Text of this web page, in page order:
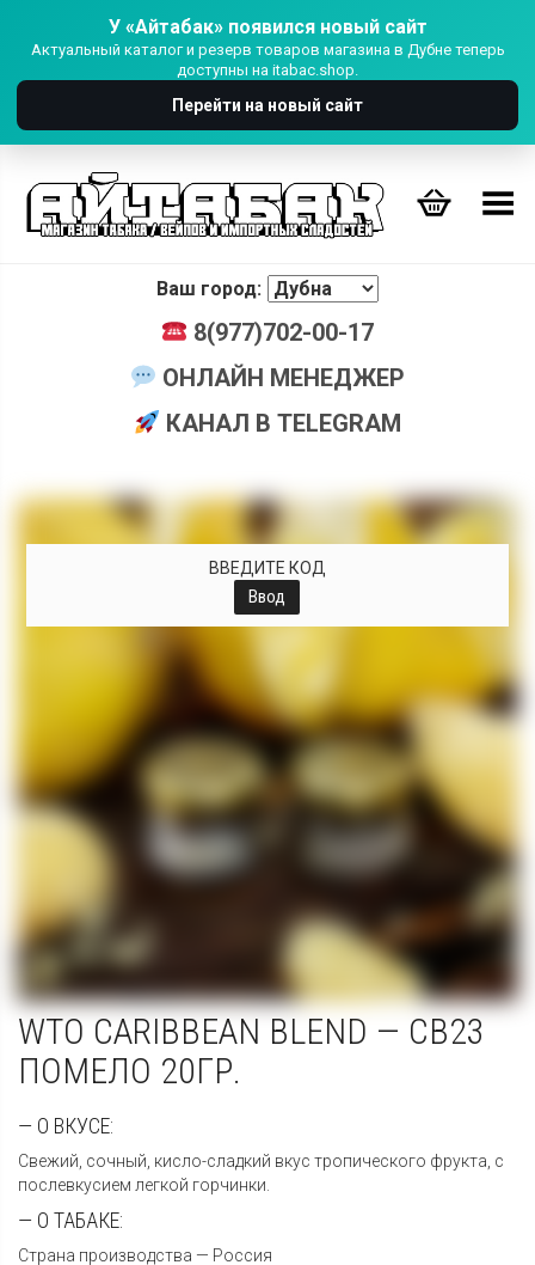
У «Айтабак» появился новый сайт
Актуальный каталог и резерв товаров магазина в Дубне теперь
доступны на itabac.shop.
Перейти на новый сайт
Переключить Меню
Ваш город:
8(977)702-00-17
ОНЛАЙН МЕНЕДЖЕР
КАНАЛ В TELEGRAM
ВВЕДИТЕ КОД
Ввод
WTO CARIBBEAN BLEND — CB23
ПОМЕЛО 20ГР.
— О ВКУСЕ:
Свежий, сочный, кисло-сладкий вкус тропического фрукта, с
послевкусием легкой горчинки.
— О ТАБАКЕ:
Страна производства — Россия